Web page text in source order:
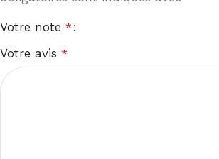
Votre note *
Votre avis *